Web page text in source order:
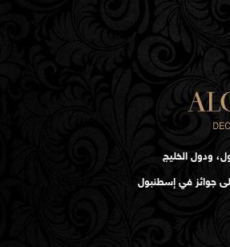
ودول الخليج
جوائز في إسطنبول